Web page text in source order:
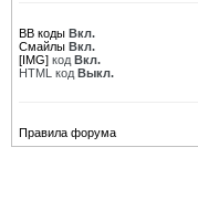
BB коды Вкл.
Смайлы Вкл.
[IMG] код Вкл.
HTML код Выкл.
Правила форума